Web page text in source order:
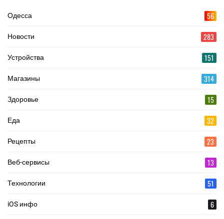
Одесса 56
Новости 283
Устройства 151
Магазины 314
Здоровье 15
Еда 32
Рецепты 23
Веб-сервисы 13
Технологии 51
iOS инфо 6